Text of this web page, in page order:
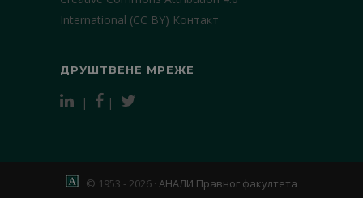
International (CC BY) Контакт
ДРУШТВЕНЕ МРЕЖЕ
| |
© 1953 - 2026 · АНАЛИ Правног факултета